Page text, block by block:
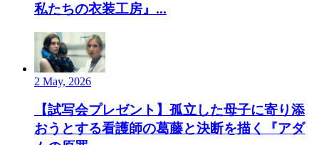
私たちの衣装工房』...
2 May, 2026
【試写会プレゼント】孤立した母子に寄り添
おうとする看護師の葛藤と決断を描く『アダ